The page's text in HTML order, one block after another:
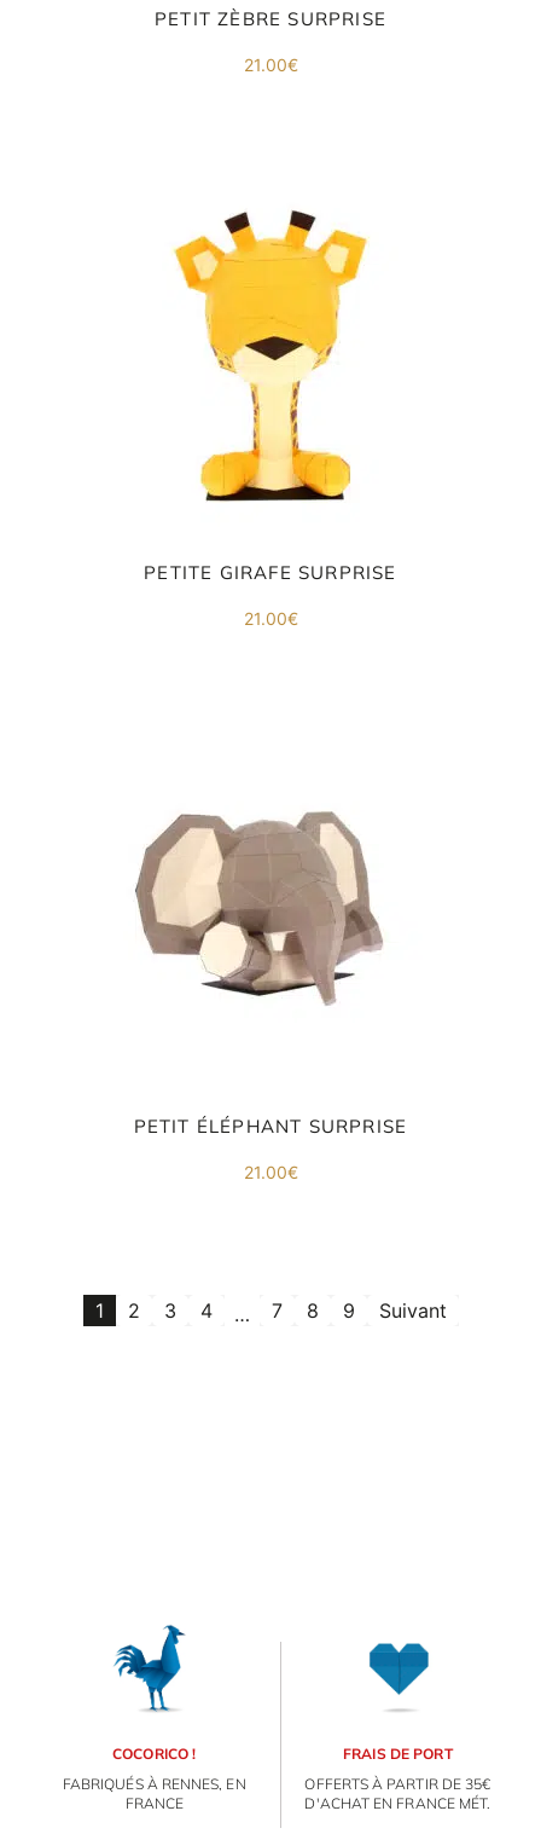
PETIT ZÈBRE SURPRISE
21.00€
PETITE GIRAFE SURPRISE
21.00€
PETIT ÉLÉPHANT SURPRISE
21.00€
1 2 3 4 … 7 8 9 Suivant
COCORICO !
FABRIQUÉS À RENNES, EN
FRANCE
FRAIS DE PORT
OFFERTS À PARTIR DE 35€
D'ACHAT EN FRANCE MÉT.